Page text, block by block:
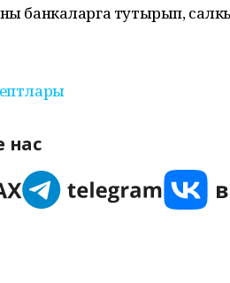
банкаларга тутырып,
нас